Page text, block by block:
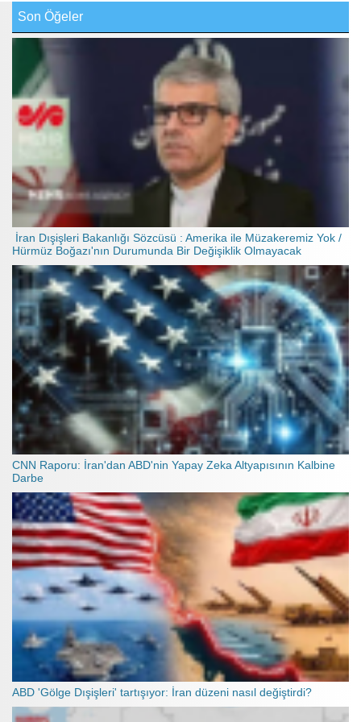
Son Öğeler
İran Dışişleri Bakanlığı Sözcüsü : Amerika ile Müzakeremiz Yok /
Hürmüz Boğazı'nın Durumunda Bir Değişiklik Olmayacak
CNN Raporu: İran'dan ABD'nin Yapay Zeka Altyapısının Kalbine
Darbe
ABD 'Gölge Dışişleri' tartışıyor: İran düzeni nasıl değiştirdi?